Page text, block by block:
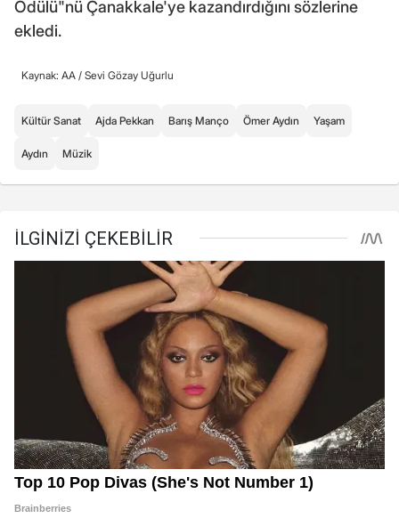
Ödülü"nü Çanakkale'ye kazandırdığını sözlerine
ekledi.
Kaynak: AA / Sevi Gözay Uğurlu
Kültür Sanat Ajda Pekkan Barış Manço Ömer Aydın Yaşam
Aydın Müzik